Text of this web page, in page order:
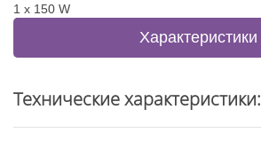
1 x 150 W
Характеристики
Отзывы
Технические характеристики: